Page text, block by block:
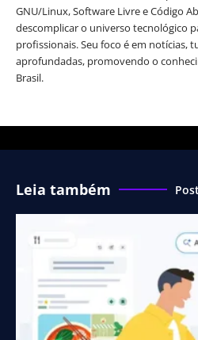
GNU/Linux, Software Livre e Código
descomplicar o universo tecnológico
profissionais. Seu foco é em notícias,
aprofundadas, promovendo o
Brasil.
Leia também